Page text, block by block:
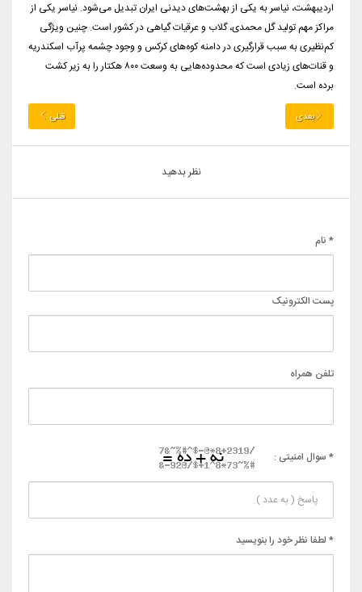
اردیبهشت، نیاسر به یکی از بهشت‌های دیدنی ایران تبدیل می‌شود. نیاسر یکی از
مراکز مهم تولید گل محمدی، گلاب و عرقیات گیاهی در کشور است. چنین ویژگی
کم‌نظیری به سبب قرارگیری در دامنه کوه‌های کرکس و وجود چشمه پرآب اسکندریه
و قنات‌های زیادی است که محدوده‌هایی به وسعت ۸۰۰ هکتار را به زیر کشت
برده است.
بعدی قبلی
نظر بدهید
* نام
پست الکترونیک
تلفن همراه
* سوال امنیتی :
* لطفا نظر خود را بنویسید